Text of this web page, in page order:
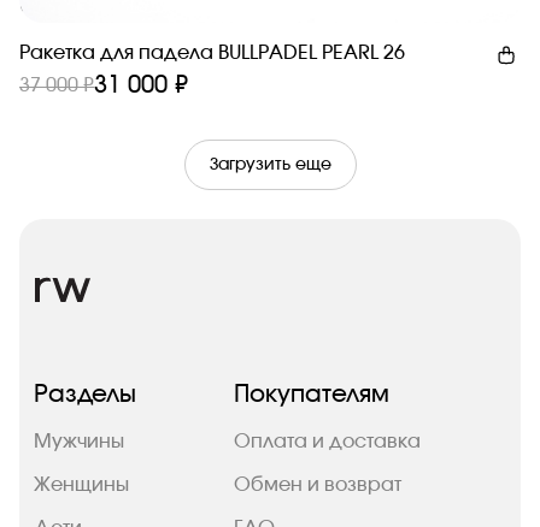
Новинка
Ракетка для падела BULLPADEL PEARL 26
37 000 ₽31 000 ₽
Загрузить еще
Разделы
Мужчины
Женщины
Покупателям
Оплата и доставка
Обмен и возврат